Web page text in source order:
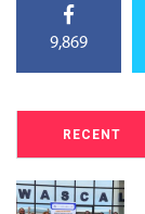
9,869
RECENT